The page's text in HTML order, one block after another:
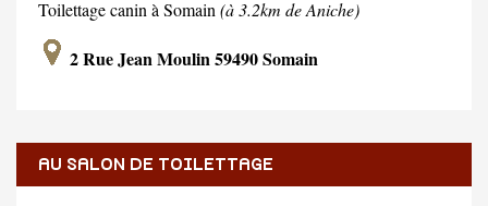
Toilettage canin à Somain (à 3.2km de Aniche)
2 Rue Jean Moulin 59490 Somain
AU SALON DE TOILETTAGE